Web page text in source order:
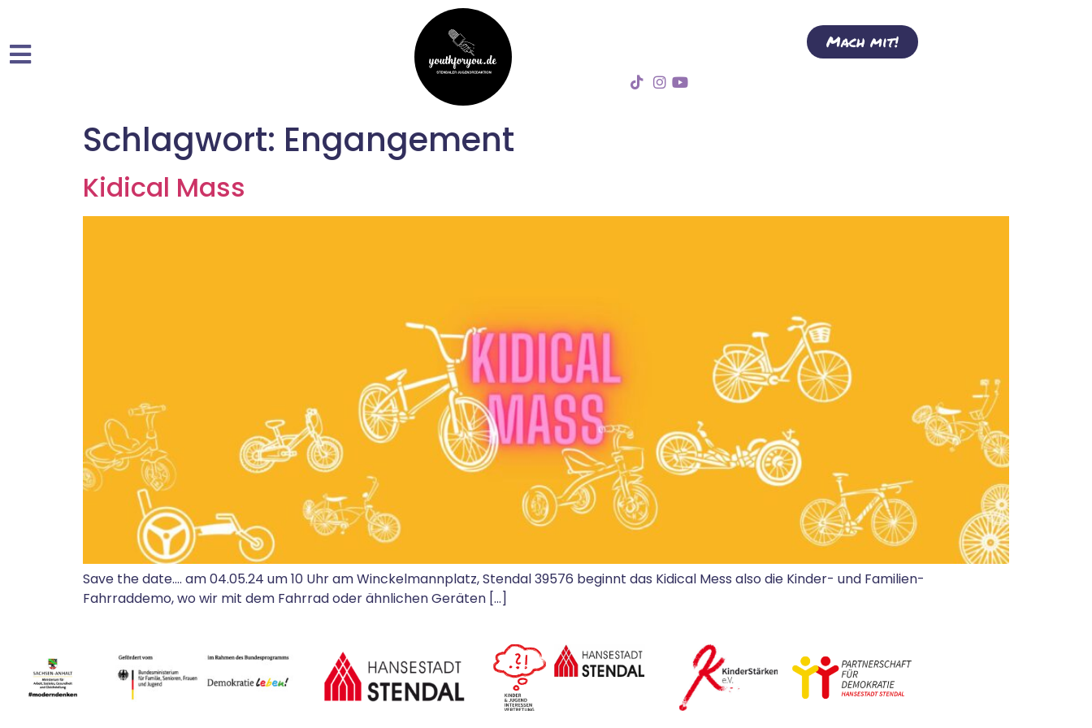
Mach mit!
Schlagwort: Engangement
Kidical Mass
Save the date…. am 04.05.24 um 10 Uhr am Winckelmannplatz, Stendal 39576 beginnt das Kidical Mess also die Kinder- und Familien-
Fahrraddemo, wo wir mit dem Fahrrad oder ähnlichen Geräten […]